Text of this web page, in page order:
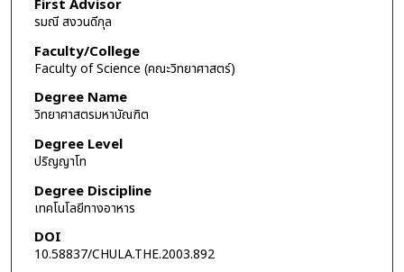
First Advisor
รมณี สงวนดีกุล
Faculty/College
Faculty of Science (คณะวิทยาศาสตร์)
Degree Name
วิทยาศาสตรมหาบัณฑิต
Degree Level
ปริญญาโท
Degree Discipline
เทคโนโลยีทางอาหาร
DOI
10.58837/CHULA.THE.2003.892